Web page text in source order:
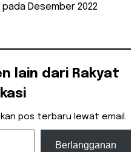
Desember 2022
lain dari Rakyat
pos terbaru lewat email.
Berlangganan